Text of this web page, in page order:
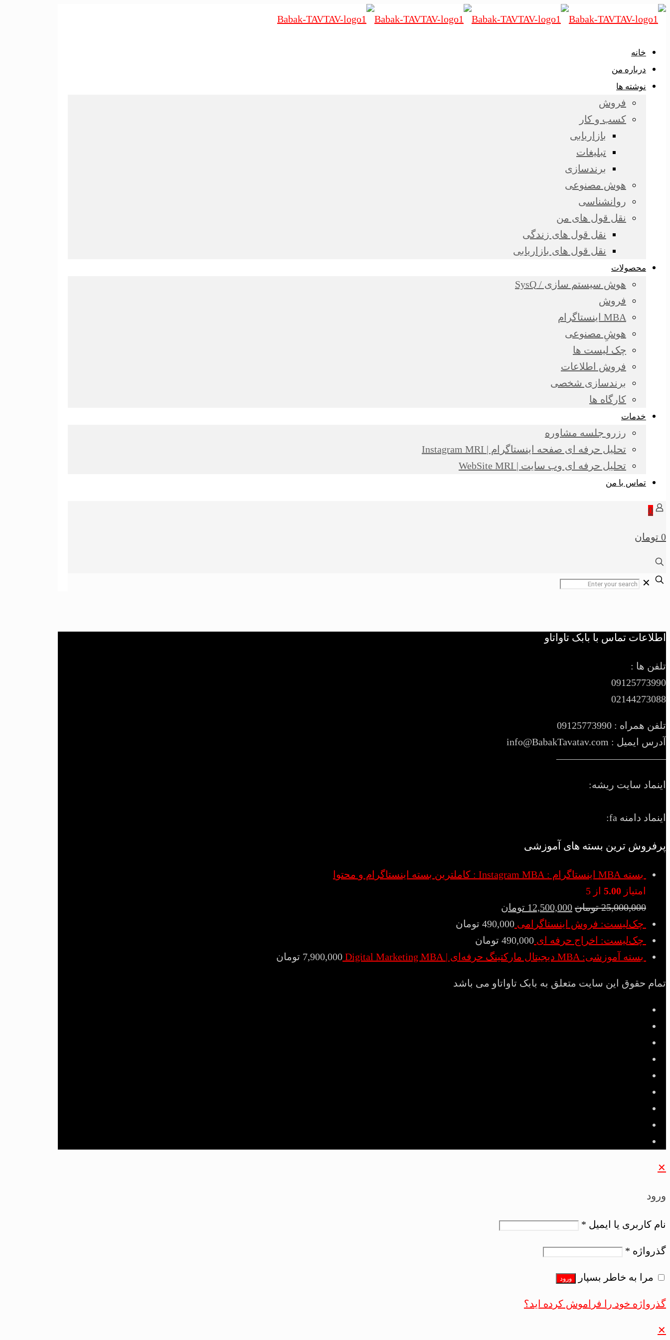
خانه
درباره من
نوشته ها
فروش
کسب و کار
بازاریابی
تبلیغات
برندسازی
هوش مصنوعی
روانشناسی
نقل قول های من
نقل قول های زندگی
نقل قول های بازاریابی
محصولات
هوش سیستم سازی / SysQ
فروش
MBA اینستاگرام
هوشِ مصنوعی
چک لیست ها
فروش اطلاعات
برندسازی شخصی
کارگاه ها
خدمات
رزرو جلسه مشاوره
تحلیل حرفه ای صفحه اینستاگرام | Instagram MRI
تحلیل حرفه ای وب سایت | WebSite MRI
تماس با من
0
0 تومان
✕
اطلاعات تماس با بابک تاواتاو
تلفن ها :
09125773990
02144273088
تلفن همراه : 09125773990
آدرس ایمیل : info@BabakTavatav.com
———————————
اینماد سایت ریشه:
اینماد دامنه fa:
پرفروش ترین بسته های آموزشی
بسته MBA اینستاگرام : Instagram MBA : کاملترین بسته اینستاگرام و محتوا
امتیاز 5.00 از 5
25,000,000 تومان 12,500,000 تومان
چک‌لیست: فروش اینستاگرامی 490,000 تومان
چک‌لیست: اخراج حرفه ای 490,000 تومان
بسته آموزشی: MBA دیجیتال مارکتینگ حرفه‌ای | Digital Marketing MBA
7,900,000 تومان
تمام حقوق این سایت متعلق به بابک تاواتاو می باشد
✕
ورود
نام کاربری یا ایمیل *
گذرواژه *
مرا به خاطر بسپار ورود
گذرواژه خود را فراموش کرده اید؟
✕